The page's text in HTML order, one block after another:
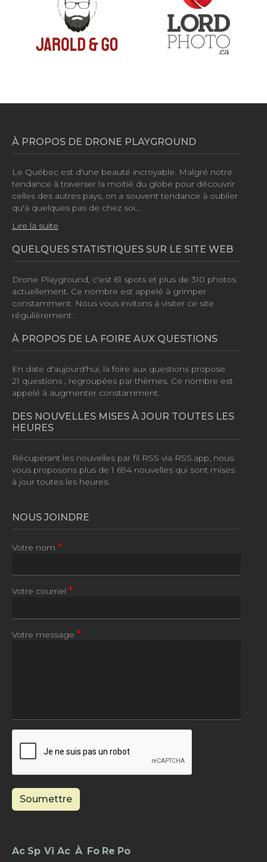
À PROPOS DE DRONE PLAYGROUND
Le Québec est d'une beauté incroyable. Malgré notre
tendance à traverser la moitié du globe pour découvrir
celles des autres pays, on a souvent tendance à oublier
qu'à quelques pas de chez soi…
Lire la suite
QUELQUES STATISTIQUES SUR LE SITE WEB
Drone Playground, c'est 61 spots et plus de 310 photos
actuellement. Ce nombre est appelé à grimper
constamment. Nous vous invitons à visiter ce site
régulièrement.
À PROPOS DE LA FOIRE AUX QUESTIONS
En date d'aujourd'hui, la foire aux questions propose
21 questions , regroupées par thèmes. Ce nombre est
appelé à augmenter constamment.
DES NOUVELLES MISES À JOUR TOUTES LES
HEURES
Récupérant les nouvelles par fil RSS via RSS.app, nous
vous proposons plus de 1 694 nouvelles qui sont mises
à jour toutes les heures.
NOUS JOINDRE
Votre nom
Votre courriel
Votre message
Soumettre
Footer - Menu